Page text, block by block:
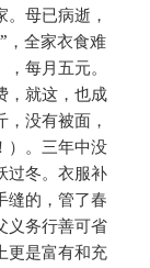
母已病逝，
，全家衣食难
每月五元。
，就这，也成
没有被面，
）。三年中没
过冬。衣服补
缝的，管了春
义务行善可省
更是富有和充